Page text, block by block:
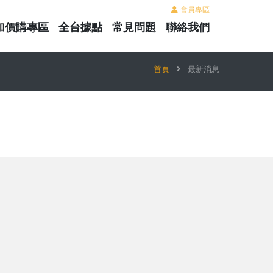
會員專區
價購專區 全台據點 常見問題 聯絡我們
首頁 最新消息